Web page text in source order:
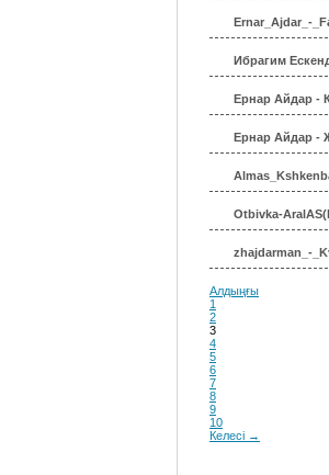
Ernar_Ajdar_-
Ибрагим
Ернар Айдар -
Ернар Айдар -
Otbivka-
zhajdarman_-
Алдыңғы
1
2
3
4
5
6
7
8
9
10
Келесі →